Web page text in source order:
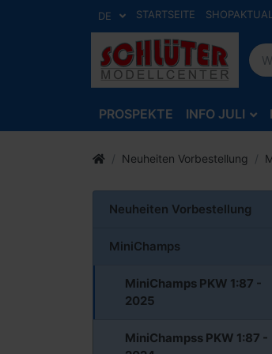
DE STARTSEITE
PROSPEKTE INFO JULI
Neuheiten Vorbestellung
Neuheiten Vorbestellung
MiniChamps
MiniChamps PKW 1:87 -
2025
MiniChampss PKW 1:87 -